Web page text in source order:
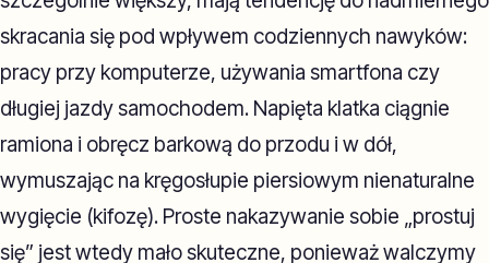
skracania się pod wpływem codziennych nawyków:
pracy przy komputerze, używania smartfona czy
długiej jazdy samochodem. Napięta klatka ciągnie
ramiona i obręcz barkową do przodu i w dół,
wymuszając na kręgosłupie piersiowym nienaturalne
wygięcie (kifozę). Proste nakazywanie sobie „prostuj
się” jest wtedy mało skuteczne, ponieważ walczymy